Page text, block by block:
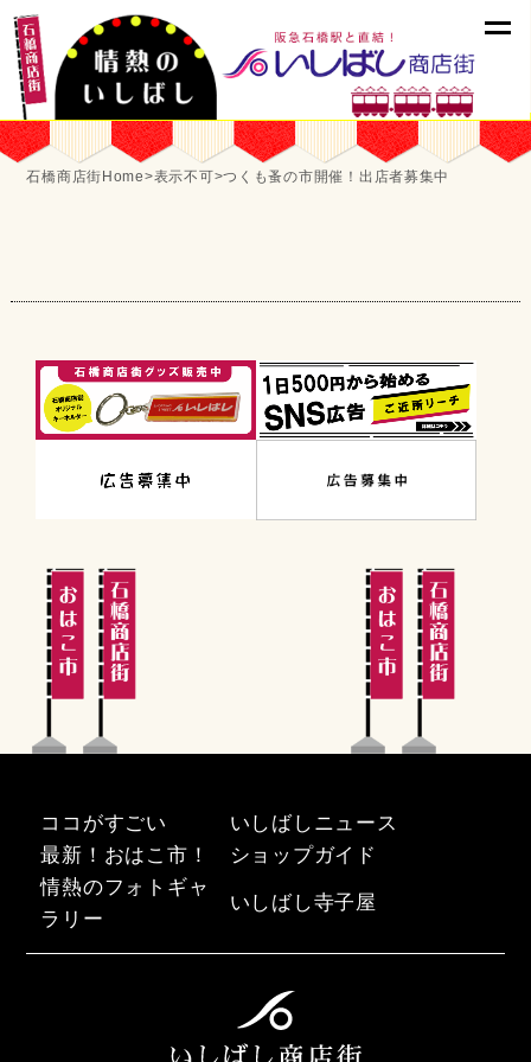
石橋商店街Home>表示不可>つくも蚤の市開催！出店者募集中
ココがすごい
いしばしニュース
最新！おはこ市！
ショップガイド
情熱のフォトギャ
ラリー
いしばし寺子屋